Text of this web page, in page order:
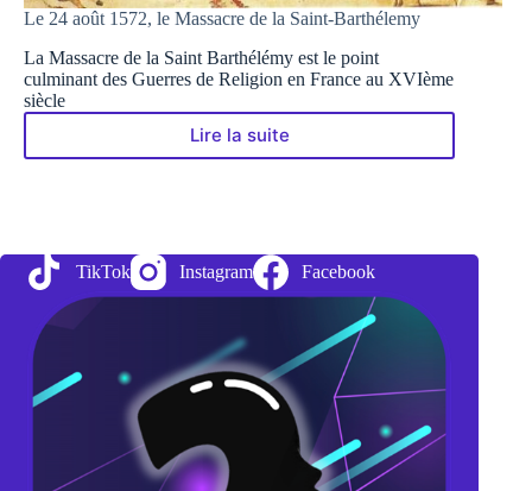
Le 24 août 1572, le Massacre de la Saint-Barthélemy
La Massacre de la Saint Barthélémy est le point
culminant des Guerres de Religion en France au XVIème
siècle
Lire la suite
Le
Massacre
de
la
Barthélemy
TikTok Instagram Facebook